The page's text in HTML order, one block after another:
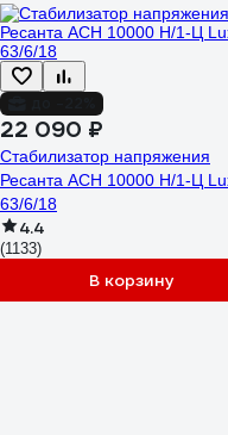
22 090 ₽
Стабилизатор напряжения
Ресанта АСН 10000 Н/1-Ц
63/6/18
4.4
(1133)
В корзину